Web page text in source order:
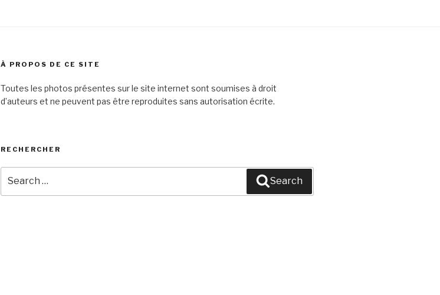
À PROPOS DE CE SITE
Toutes les photos présentes sur le site internet sont soumises à droit
d’auteurs et ne peuvent pas être reproduites sans autorisation écrite.
RECHERCHER
for:
Search